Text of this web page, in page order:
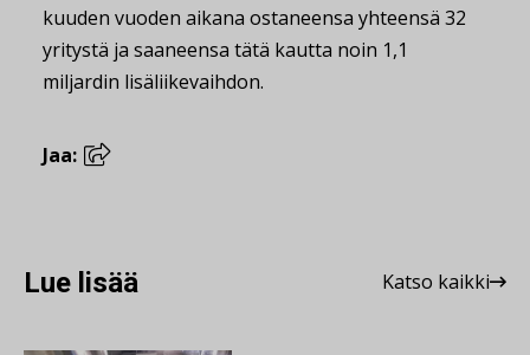
kuuden vuoden aikana ostaneensa yhteensä 32
yritystä ja saaneensa tätä kautta noin 1,1
miljardin lisäliikevaihdon.
Jaa:
Lue lisää Katso kaikki